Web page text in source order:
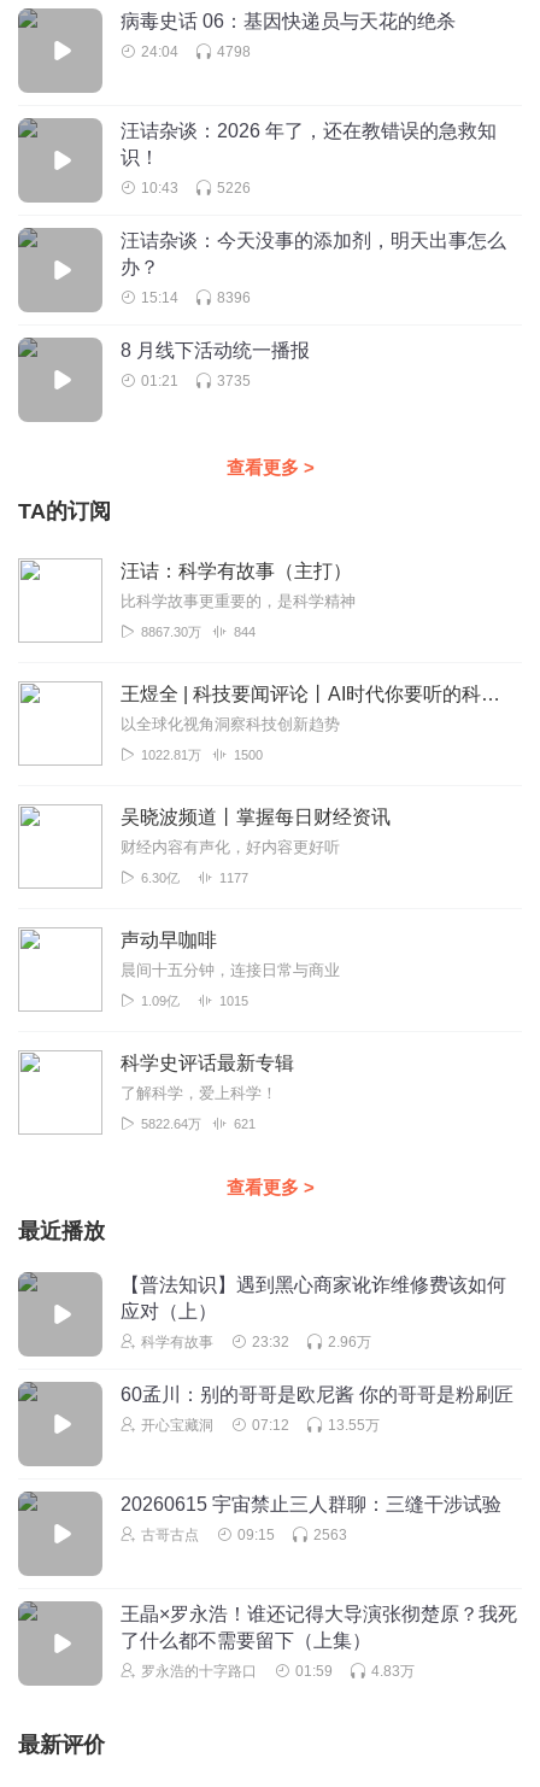
病毒史话 06：基因快递员与天花的绝杀
24:04 4798
汪诘杂谈：2026 年了，还在教错误的急救知
识！
10:43 5226
汪诘杂谈：今天没事的添加剂，明天出事怎么
办？
15:14 8396
8 月线下活动统一播报
01:21 3735
查看更多 >
TA的订阅
汪诘：科学有故事（主打）
比科学故事更重要的，是科学精神
8867.30万 844
王煜全 | 科技要闻评论丨AI时代你要听的科创趋势
以全球化视角洞察科技创新趋势
1022.81万 1500
吴晓波频道丨掌握每日财经资讯
财经内容有声化，好内容更好听
6.30亿 1177
声动早咖啡
晨间十五分钟，连接日常与商业
1.09亿 1015
科学史评话最新专辑
了解科学，爱上科学！
5822.64万 621
查看更多 >
最近播放
【普法知识】遇到黑心商家讹诈维修费该如何
应对（上）
科学有故事 23:32 2.96万
60孟川：别的哥哥是欧尼酱 你的哥哥是粉刷匠
开心宝藏洞 07:12 13.55万
20260615 宇宙禁止三人群聊：三缝干涉试验
古哥古点 09:15 2563
王晶×罗永浩！谁还记得大导演张彻楚原？我死
了什么都不需要留下（上集）
罗永浩的十字路口 01:59 4.83万
最新评价